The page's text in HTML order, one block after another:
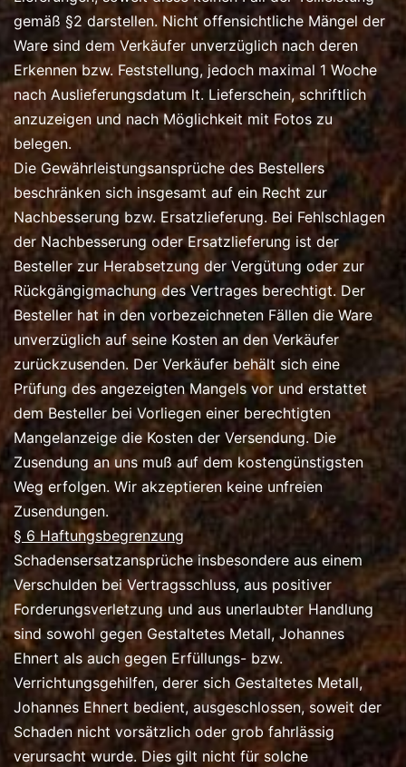
gemäß §2 darstellen. Nicht offensichtliche Mängel der
Ware sind dem Verkäufer unverzüglich nach deren
Erkennen bzw. Feststellung, jedoch maximal 1 Woche
nach Auslieferungsdatum lt. Lieferschein, schriftlich
anzuzeigen und nach Möglichkeit mit Fotos zu
belegen.
Die Gewährleistungsansprüche des Bestellers
beschränken sich insgesamt auf ein Recht zur
Nachbesserung bzw. Ersatzlieferung. Bei Fehlschlagen
der Nachbesserung oder Ersatzlieferung ist der
Besteller zur Herabsetzung der Vergütung oder zur
Rückgängigmachung des Vertrages berechtigt. Der
Besteller hat in den vorbezeichneten Fällen die Ware
unverzüglich auf seine Kosten an den Verkäufer
zurückzusenden. Der Verkäufer behält sich eine
Prüfung des angezeigten Mangels vor und erstattet
dem Besteller bei Vorliegen einer berechtigten
Mangelanzeige die Kosten der Versendung. Die
Zusendung an uns muß auf dem kostengünstigsten
Weg erfolgen. Wir akzeptieren keine unfreien
Zusendungen.
§ 6 Haftungsbegrenzung
Schadensersatzansprüche insbesondere aus einem
Verschulden bei Vertragsschluss, aus positiver
Forderungsverletzung und aus unerlaubter Handlung
sind sowohl gegen Gestaltetes Metall, Johannes
Ehnert als auch gegen Erfüllungs- bzw.
Verrichtungsgehilfen, derer sich Gestaltetes Metall,
Johannes Ehnert bedient, ausgeschlossen, soweit der
Schaden nicht vorsätzlich oder grob fahrlässig
verursacht wurde. Dies gilt nicht für solche